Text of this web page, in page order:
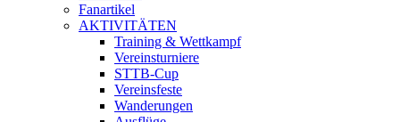
Fanartikel
AKTIVITÄTEN
Training & Wettkampf
Vereinsturniere
STTB-Cup
Vereinsfeste
Wanderungen